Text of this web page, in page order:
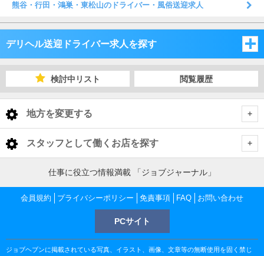
熊谷・行田・鴻巣・東松山のドライバー・風俗送迎求人
デリヘル送迎ドライバー求人を探す
埼玉県
さいたま市・中央地域 デリヘル送迎ドライバー
大宮・さいたま・浦和 デリヘル送迎ドライバー
越谷・東部地域
越谷・東部地域 デリヘル送迎ドライバー
熊谷・北部地域
千葉市
千葉市 デリヘル送迎ドライバー
栄町 デリヘル送迎ドライバー
船橋・市川・浦安 デリヘル送迎ドライバー
松戸・柏
茨城県 デリヘル送迎ドライバー
土浦・取手・つくば・石岡
土浦・取手・つくば・石岡 デリヘル送迎ドライバー
水戸・笠間
栃木県 デリヘル送迎ドライバー
宇都宮・鹿沼
群馬県 デリヘル送迎ドライバー
検討中リスト 閲覧履歴
地方を変更する
< 全国トップ
北海道 男性高収入
東北 男性高収入
南関東 男性高収入
甲信越 男性高収入
北関東 男性高収入
スタッフとして働くお店を探す
東京都
東京 男性高収入
新宿 男性高収入
神奈川県
関内 男性高収入
仕事に役立つ情報満載 「ジョブジャーナル」
会員規約 プライバシーポリシー 免責事項 FAQ お問い合わせ
PCサイト
ジョブヘブンに掲載されている写真、イラスト、画像、文章等の無断使用を固く禁じ